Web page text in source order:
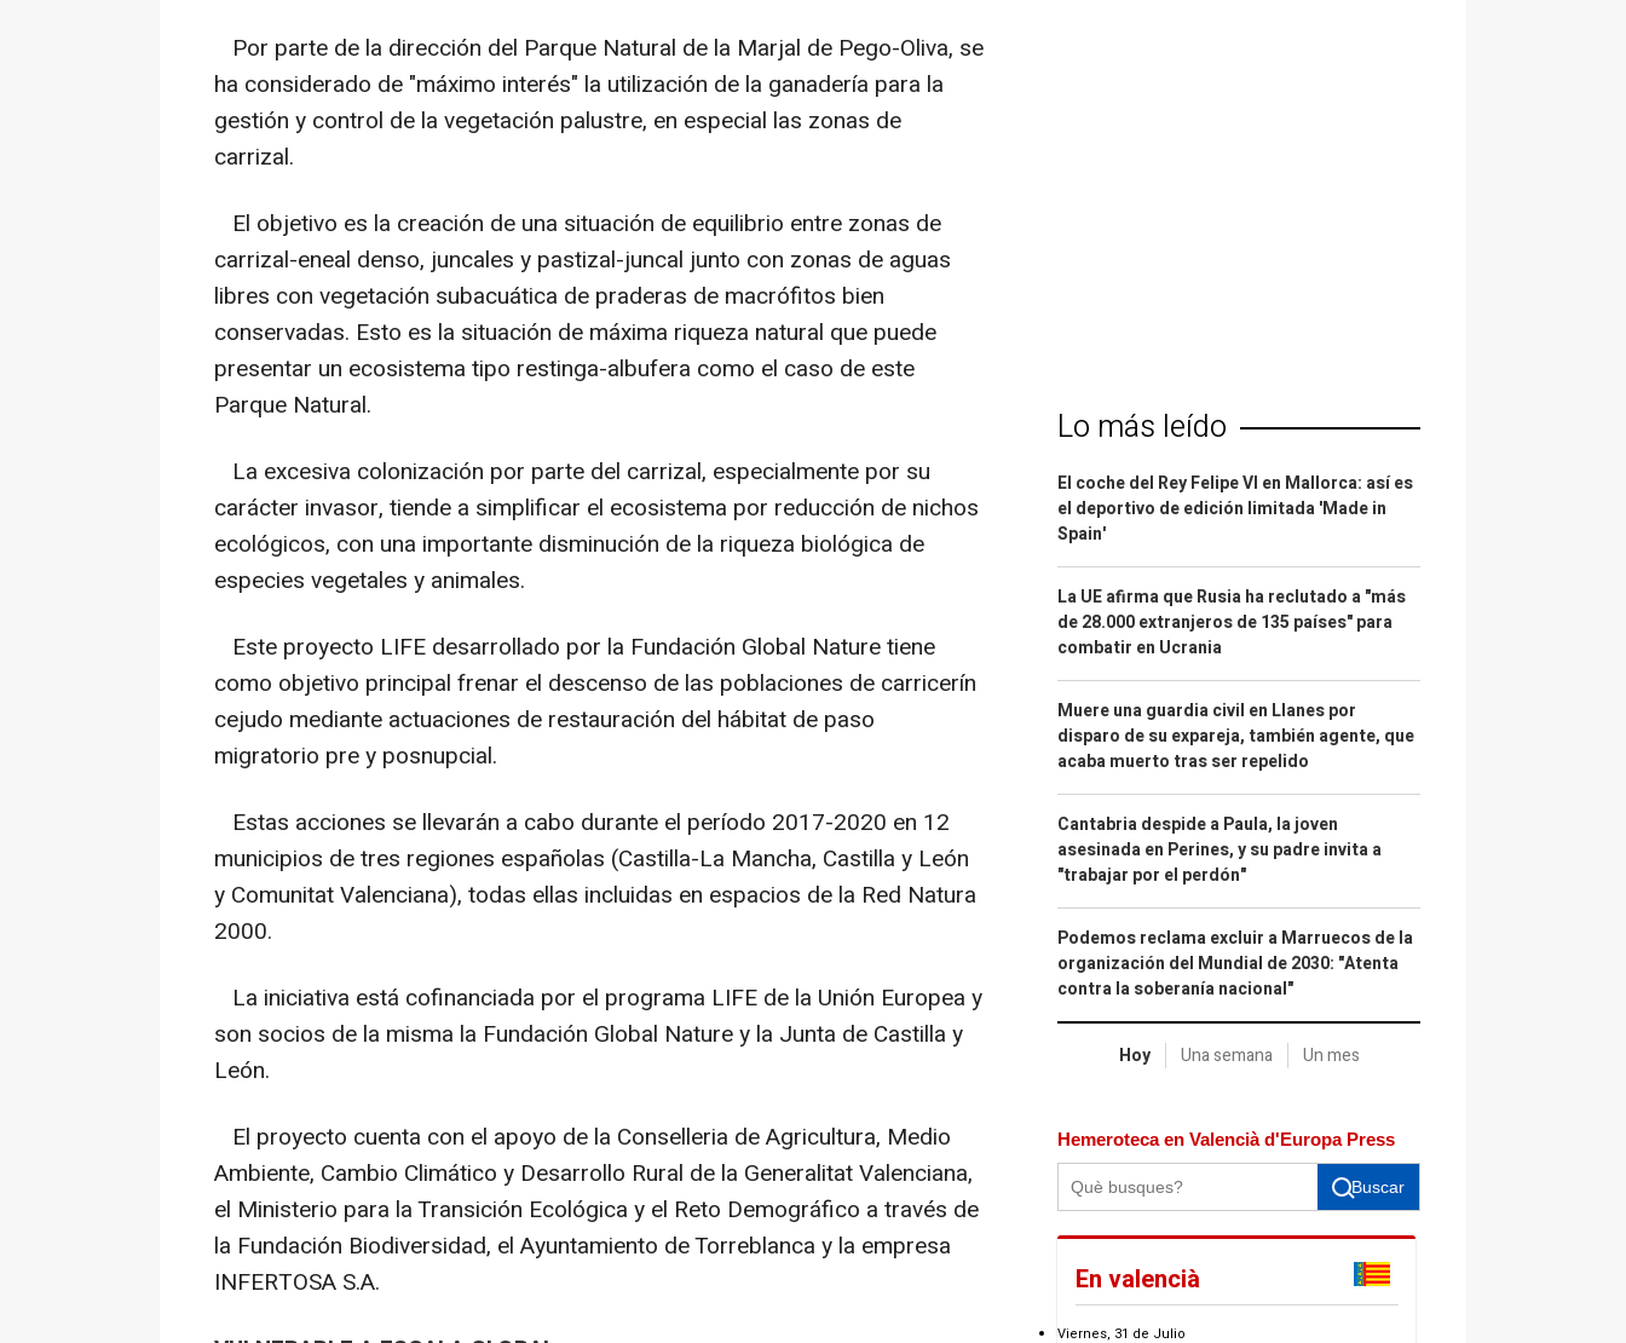
Por parte de la dirección del Parque Natural de la Marjal de Pego-Oliva, se
ha considerado de "máximo interés" la utilización de la ganadería para la
gestión y control de la vegetación palustre, en especial las zonas de
carrizal.
El objetivo es la creación de una situación de equilibrio entre zonas de
carrizal-eneal denso, juncales y pastizal-juncal junto con zonas de aguas
libres con vegetación subacuática de praderas de macrófitos bien
conservadas. Esto es la situación de máxima riqueza natural que puede
presentar un ecosistema tipo restinga-albufera como el caso de este
Parque Natural.
La excesiva colonización por parte del carrizal, especialmente por su
carácter invasor, tiende a simplificar el ecosistema por reducción de nichos
ecológicos, con una importante disminución de la riqueza biológica de
especies vegetales y animales.
Este proyecto LIFE desarrollado por la Fundación Global Nature tiene
como objetivo principal frenar el descenso de las poblaciones de carricerín
cejudo mediante actuaciones de restauración del hábitat de paso
migratorio pre y posnupcial.
Estas acciones se llevarán a cabo durante el período 2017-2020 en 12
municipios de tres regiones españolas (Castilla-La Mancha, Castilla y León
y Comunitat Valenciana), todas ellas incluidas en espacios de la Red Natura
2000.
La iniciativa está cofinanciada por el programa LIFE de la Unión Europea y
son socios de la misma la Fundación Global Nature y la Junta de Castilla y
León.
El proyecto cuenta con el apoyo de la Conselleria de Agricultura, Medio
Ambiente, Cambio Climático y Desarrollo Rural de la Generalitat Valenciana,
el Ministerio para la Transición Ecológica y el Reto Demográfico a través de
la Fundación Biodiversidad, el Ayuntamiento de Torreblanca y la empresa
INFERTOSA S.A.
Lo más leído
El coche del Rey Felipe VI en Mallorca: así es
el deportivo de edición limitada 'Made in
Spain'
La UE afirma que Rusia ha reclutado a "más
de 28.000 extranjeros de 135 países" para
combatir en Ucrania
Muere una guardia civil en Llanes por
disparo de su expareja, también agente, que
acaba muerto tras ser repelido
Cantabria despide a Paula, la joven
asesinada en Perines, y su padre invita a
"trabajar por el perdón"
Podemos reclama excluir a Marruecos de la
organización del Mundial de 2030: "Atenta
contra la soberanía nacional"
Hoy Una semana Un mes
Hemeroteca en Valencià d'Europa Press
Buscar
En valencià
Viernes, 31 de Julio